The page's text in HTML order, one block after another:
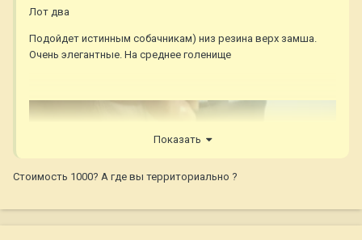
Лот два
Подойдет истинным собачникам) низ резина верх замша.
Очень элегантные. На среднее голенище
Показать
Стоимость 1000? А где вы территориально ?